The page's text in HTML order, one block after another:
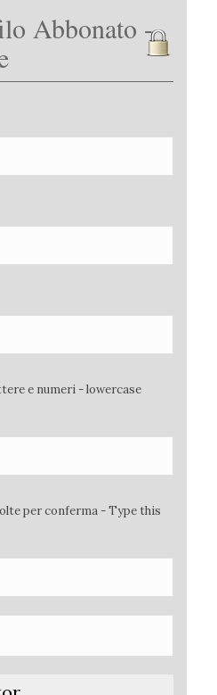
Abbonato -
e numeri - lowercase
per conferma - Type this